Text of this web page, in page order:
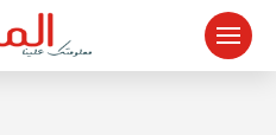
التجاوز
المحتوى